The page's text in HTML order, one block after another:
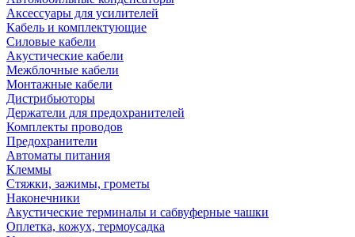
Аксессуары для усилителей
Кабель и комплектующие
Силовые кабели
Акустические кабели
Межблочные кабели
Монтажные кабели
Дистрибьюторы
Держатели для предохранителей
Комплекты проводов
Предохранители
Автоматы питания
Клеммы
Стяжки, зажимы, грометы
Наконечники
Акустические терминалы и сабвуферные чашки
Оплетка, кожух, термоусадка